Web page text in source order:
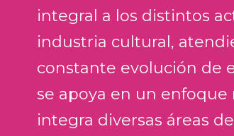
integral a los distintos
industria cultural,
constante evolución de
se apoya en un
integra diversas áreas